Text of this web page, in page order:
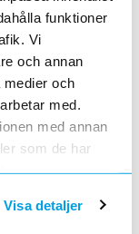
funktioner
Vi
och annan
medier och
med.
med annan
som de har
Visa detaljer
passar alla
fläktar,
växlande kontakt
till
passar
6 har en fri
och en lysdiod